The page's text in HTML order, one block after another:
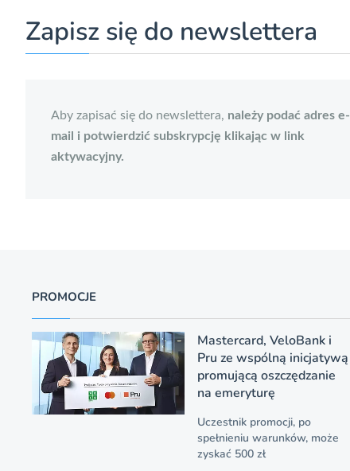
Zapisz się do newslettera
Aby zapisać się do newslettera, należy podać adres e-
mail i potwierdzić subskrypcję klikając w link
aktywacyjny.
PROMOCJE
Mastercard, VeloBank i
Pru ze wspólną inicjatywą
promującą oszczędzanie
na emeryturę
Uczestnik promocji, po
spełnieniu warunków, może
zyskać 500 zł